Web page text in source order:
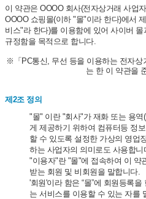
이 약관은 OOOO 회사(전자상거래 사업
OOOO 쇼핑몰(이하 "몰"이라 한다)에서
비스"라 한다)를 이용함에 있어 사이버
규정함을 목적으로 합니다.
※「PC통신, 무선 등을 이용하는 전자
는 한 이 약관을
제2조 정의
"몰" 이란 "회사"가 재화 또는 용
게 제공하기 위하여 컴퓨터등 정
할 수 있도록 설정한 가상의 영업
하는 사업자의 의미로도 사용합니
"이용자"란 "몰"에 접속하여 이 약
받는 회원 및 비회원을 말합니다.
'회원'이라 함은 “몰”에 회원등록
는 서비스를 이용할 수 있는 자를